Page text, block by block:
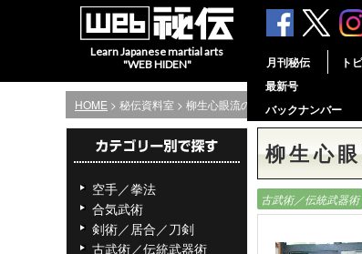
Learn Japanese martial arts
"WEB HIDEN"
月刊秘伝
最新号
バックナンバー
ト
HOME > 秘伝資料室 > 柳生心眼流の伝承に見た、サンボ
空手／拳法
合気武術
剣術／居合／刀剣
古武術／伝統武器術
柳生心
古武術／伝統武器術